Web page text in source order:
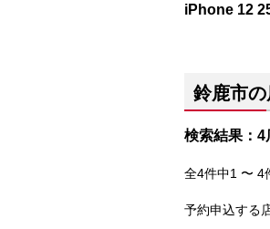
iPhone 12
鈴鹿市
検索結果：4
全4件中1 〜 4
予約申込する